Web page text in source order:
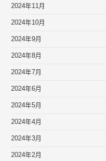
2024年11月
2024年10月
2024年9月
2024年8月
2024年7月
2024年6月
2024年5月
2024年4月
2024年3月
2024年2月